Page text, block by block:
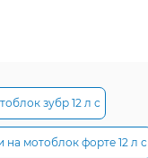
зубр 12 л с
на мотоблок форте 12 л с